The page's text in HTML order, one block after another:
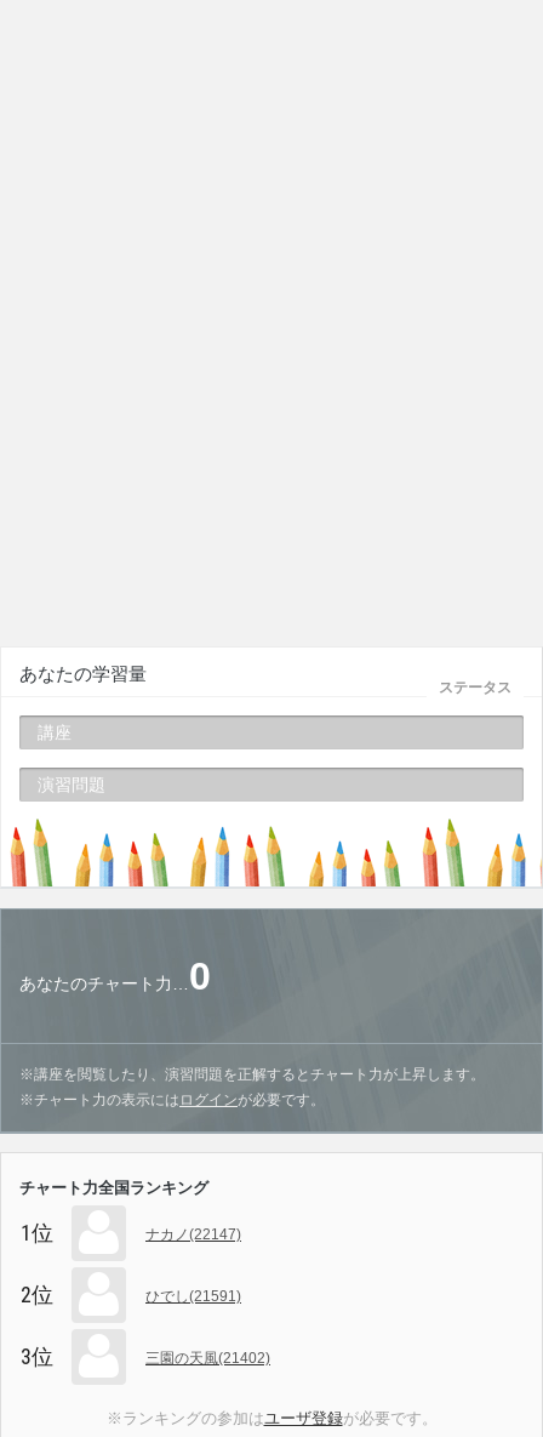
ステータス
あなたの学習量
講座
演習問題
あなたのチャート力… 0
※講座を閲覧したり、演習問題を正解するとチャート力が上昇します。
※チャート力の表示には ログインが必要です。
チャート力全国ランキング
1位 ナカノ(22147)
2位 ひでし(21591)
3位 三園の天風(21402)
※ランキングの参加はユーザ登録が必要です。